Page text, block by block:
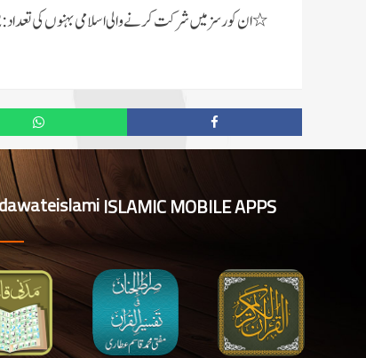
٭ان کورسز میں شرکت کرنے والی اسلامی بہنوں کی تعداد:2 لاکھ 47 ہزار 699
ISLAMIC MOBILE APPS